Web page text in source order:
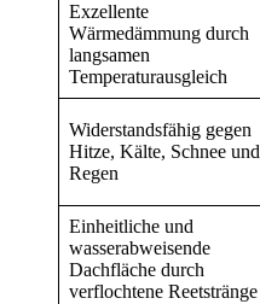
Exzellente
Wärmedämmung durch
langsamen
Temperaturausgleich
Widerstandsfähig gegen
Hitze, Kälte, Schnee und
Regen
Einheitliche und
wasserabweisende
Dachfläche durch
verflochtene Reetstränge